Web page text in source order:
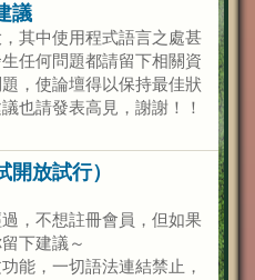
議
其中使用程式語言之處甚
任何問題都請留下相關資
，使論壇得以保持最佳狀
也請發表高見，謝謝！！
放試行）
，不想註冊會員，但如果
下建議～
能，一切語法連結禁止，